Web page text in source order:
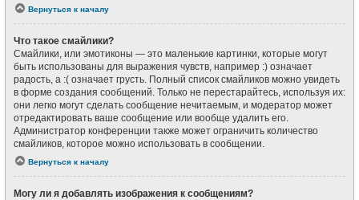
Вернуться к началу
Что такое смайлики?
Смайлики, или эмотиконы — это маленькие картинки, которые могут
быть использованы для выражения чувств, например :) означает
радость, а :( означает грусть. Полный список смайликов можно увидеть
в форме создания сообщений. Только не перестарайтесь, используя их:
они легко могут сделать сообщение нечитаемым, и модератор может
отредактировать ваше сообщение или вообще удалить его.
Администратор конференции также может ограничить количество
смайликов, которое можно использовать в сообщении.
Вернуться к началу
Могу ли я добавлять изображения к сообщениям?